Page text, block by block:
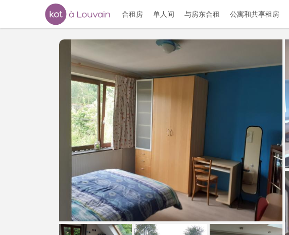
合租房 单人间 与房东合租 公寓和共享租房